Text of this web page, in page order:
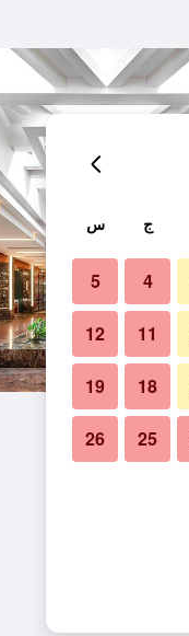
ج س
4
5
11
12
18
19
25
26